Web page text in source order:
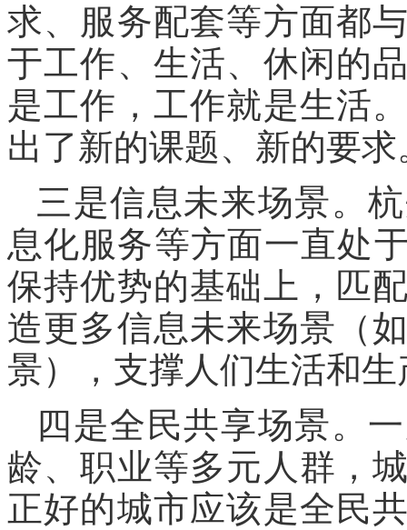
求、服务配套等方面都
于工作、生活、休闲的
是工作，工作就是生活
出了新的课题、新的要求
三是信息未来场景。
息化服务等方面一直处
保持优势的基础上，匹
造更多信息未来场景（
景），支撑人们生活和
四是全民共享场景。
龄、职业等多元人群，
正好的城市应该是全民